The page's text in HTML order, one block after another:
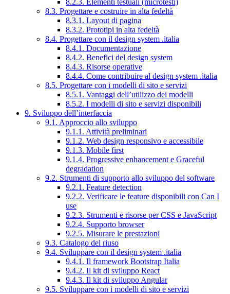
8.3. Progettare e costruire in alta fedeltà
8.3.1. Layout di pagina
8.3.2. Prototipi in alta fedeltà
8.4. Progettare con il design system .italia
8.4.1. Documentazione
8.4.2. Benefici del design system
8.4.3. Risorse operative
8.4.4. Come contribuire al design system .italia
8.5. Progettare con i modelli di sito e servizi
8.5.1. Vantaggi dell’utilizzo dei modelli
8.5.2. I modelli di sito e servizi disponibili
9. Sviluppo dell’interfaccia
9.1. Approccio allo sviluppo
9.1.1. Attività preliminari
9.1.2. Web design responsivo e accessibile
9.1.3. Mobile first
9.1.4. Progressive enhancement e Graceful
degradation
9.2. Strumenti di supporto allo sviluppo del software
9.2.1. Feature detection
9.2.2. Verificare le feature disponibili con Can I
use
9.2.3. Strumenti e risorse per CSS e JavaScript
9.2.4. Supporto browser
9.2.5. Misurare le prestazioni
9.3. Catalogo del riuso
9.4. Sviluppare con il design system .italia
9.4.1. Il framework Bootstrap Italia
9.4.2. Il kit di sviluppo React
9.4.3. Il kit di sviluppo Angular
9.5. Sviluppare con i modelli di sito e servizi